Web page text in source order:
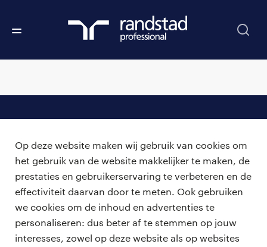
Op deze website maken wij gebruik van cookies om
het gebruik van de website makkelijker te maken, de
prestaties en gebruikerservaring te verbeteren en de
effectiviteit daarvan door te meten. Ook gebruiken
we cookies om de inhoud en advertenties te
personaliseren: dus beter af te stemmen op jouw
interesses, zowel op deze website als op websites
vacatures
zzp-opdrachten
careers for expats
voor opdrachtgevers
algemene voorwaarden
over ons
bmc